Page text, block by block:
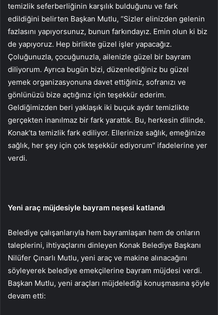
temizlik seferberliğinin karşılık bulduğunu ve fark
edildiğini belirten Başkan Mutlu, “Sizler elinizden gelenin
fazlasını yapıyorsunuz, bunun farkındayız. Emin olun ki biz
de yapıyoruz. Hep birlikte güzel işler yapacağız.
Çoluğunuzla, çocuğunuzla, ailenizle güzel bir bayram
diliyorum. Ayrıca bugün bizi, düzenlediğiniz bu güzel
yemek organizasyonuna davet ettiğiniz, sofranızı ve
gönlünüzü bize açtığınız için teşekkür ederim.
Geldiğimizden beri yaklaşık iki buçuk aydır temizlikte
gerçekten inanılmaz bir fark yarattık. Bu, herkesin dilinde.
Konak’ta temizlik fark ediliyor. Ellerinize sağlık, emeğinize
sağlık, her şey için çok teşekkür ediyorum” ifadelerine yer
verdi.
Yeni araç müjdesiyle bayram neşesi katlandı
Belediye çalışanlarıyla hem bayramlaşan hem de onların
taleplerini, ihtiyaçlarını dinleyen Konak Belediye Başkanı
Nilüfer Çınarlı Mutlu, yeni araç ve makine alınacağını
söyleyerek belediye emekçilerine bayram müjdesi verdi.
Başkan Mutlu, yeni araçları müjdelediği konuşmasına şöyle
devam etti: